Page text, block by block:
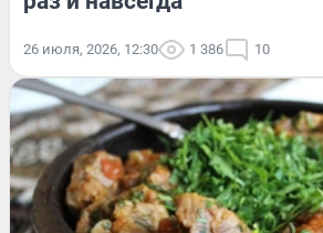
26 июля, 2026, 12:30 1 386 10